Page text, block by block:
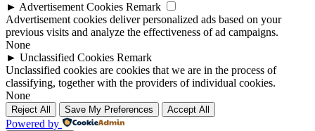
► Advertisement Cookies Remark
Advertisement cookies deliver personalized ads based on your
previous visits and analyze the effectiveness of ad campaigns.
None
► Unclassified Cookies Remark
Unclassified cookies are cookies that we are in the process of
classifying, together with the providers of individual cookies.
None
Reject All Save My Preferences Accept All
Powered by